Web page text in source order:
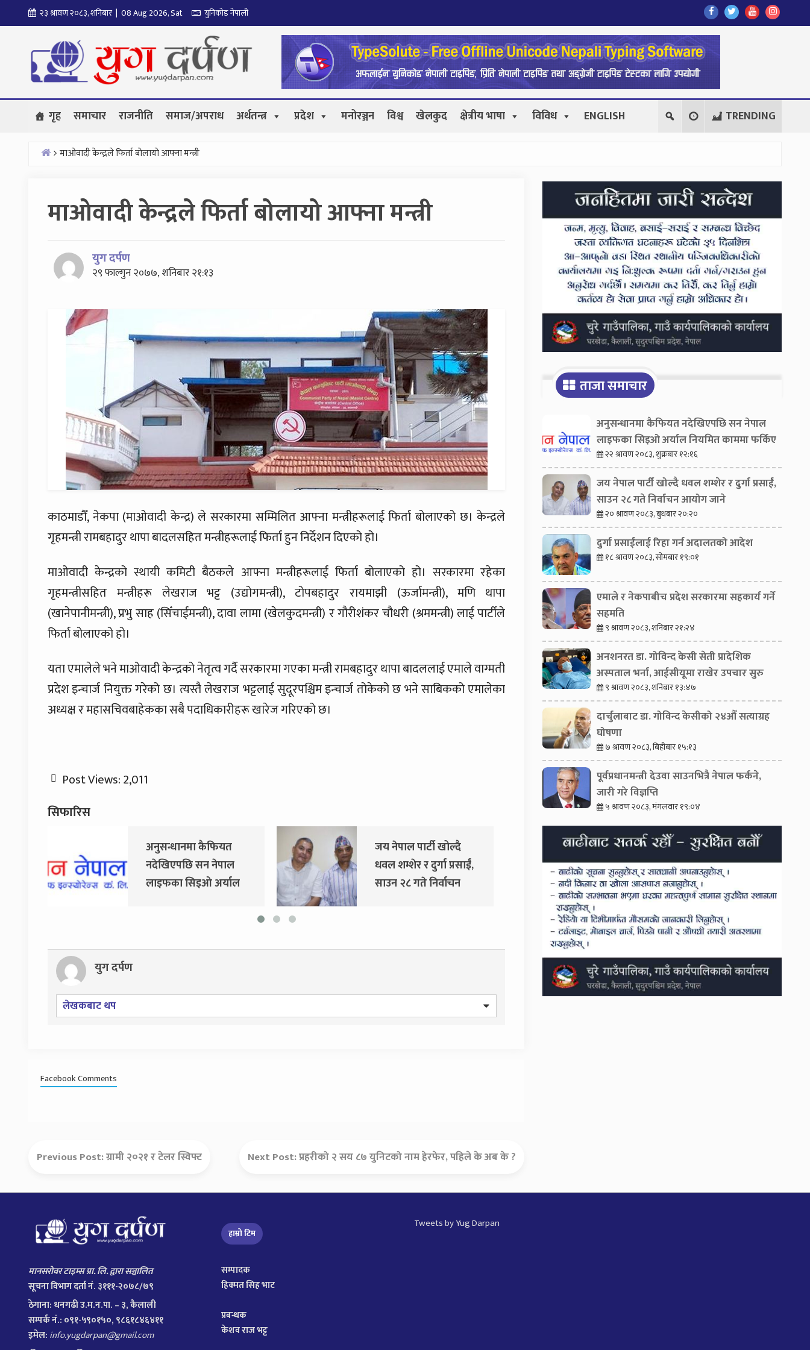
to
२३ श्रावण २०८३, शनिबार | 08 Aug 2026, Sat युनिकोड नेपाली
Find
Us
On
Facebook
Find
Us
Find
Us
Follow
Us
गृह समाचार राजनीति समाज/अपराध अर्थतन्त्र प्रदेश मनोरञ्जन विश्व खेलकुद क्षेत्रीय भाषा विविध ENGLISH TRENDING
माओवादी केन्द्रले फिर्ता बोलायो आफ्ना मन्त्री
माओवादी केन्द्रले फिर्ता बोलायो आफ्ना मन्त्री
युग दर्पण
२९ फाल्गुन २०७७, शनिबार २१:१३
काठमाडौँ, नेकपा (माओवादी केन्द्र) ले सरकारमा सम्मिलित आफ्ना मन्त्रीहरूलाई फिर्ता बोलाएको छ। केन्द्रले
गृहमन्त्री रामबहादुर थापा बादलसहित मन्त्रीहरूलाई फिर्ता हुन निर्देशन दिएको हो।
माओवादी केन्द्रको स्थायी कमिटी बैठकले आफ्ना मन्त्रीहरूलाई फिर्ता बोलाएको हो। सरकारमा रहेका
गृहमन्त्रीसहित मन्त्रीहरू लेखराज भट्ट (उद्योगमन्त्री), टोपबहादुर रायमाझी (ऊर्जामन्त्री), मणि थापा
(खानेपानीमन्त्री), प्रभु साह (सिँचाईमन्त्री), दावा लामा (खेलकुदमन्त्री) र गौरीशंकर चौधरी (श्रममन्त्री) लाई पार्टीले
फिर्ता बोलाएको हो।
यता एमालेले भने माओवादी केन्द्रको नेतृत्व गर्दै सरकारमा गएका मन्त्री रामबहादुर थापा बादललाई एमाले वाग्मती
प्रदेश इन्चार्ज नियुक्त गरेको छ। त्यस्तै लेखराज भट्टलाई सुदूरपश्चिम इन्चार्ज तोकेको छ भने साबिकको एमालेका
अध्यक्ष र महासचिवबाहेकका सबै पदाधिकारीहरू खारेज गरिएको छ।
Post Views:2,011
सिफारिस
नदेखिएपछि सन नेपाल
लाइफका सिइओ अर्याल
जय नेपाल पार्टी खोल्दै
धवल शम्शेर र दुर्गा प्रसाईं,
साउन २८ गते निर्वाचन
आयोग जाने
दुर्गा प्रसाईंलाई रिहा गर्न
अदालतको आदेश
एमाले र नेकपाबीच प्रदेश
सरकारमा सहकार्य गर्ने
सहमति
युग दर्पण
लेखकबाट थप
Facebook Comments
Previous Post:ग्रामी २०२१ र टेलर स्विफ्ट Next Post:प्रहरीको २ सय ८७ युनिटको नाम हेरफेर, पहिले के अब के ?
Secondary
Sidebar
ताजा समाचार
अनुसन्धानमा कैफियत नदेखिएपछि सन नेपाल
लाइफका सिइओ अर्याल नियमित काममा फर्किए
२२ श्रावण २०८३, शुक्रबार १२:१६
जय नेपाल पार्टी खोल्दै धवल शम्शेर र दुर्गा प्रसाईं,
साउन २८ गते निर्वाचन आयोग जाने
२० श्रावण २०८३, बुधबार २०:२०
दुर्गा प्रसाईंलाई रिहा गर्न अदालतको आदेश
१८ श्रावण २०८३, सोमबार १९:०१
एमाले र नेकपाबीच प्रदेश सरकारमा सहकार्य गर्ने
सहमति
९ श्रावण २०८३, शनिबार २१:२४
अनशनरत डा. गोविन्द केसी सेती प्रादेशिक
अस्पताल भर्ना, आईसीयूमा राखेर उपचार सुरु
९ श्रावण २०८३, शनिबार १३:४७
दार्चुलाबाट डा. गोविन्द केसीको २४औँ सत्याग्रह
घोषणा
७ श्रावण २०८३, बिहीबार १५:१३
पूर्वप्रधानमन्त्री देउवा साउनभित्रै नेपाल फर्कने,
जारी गरे विज्ञप्ति
५ श्रावण २०८३, मंगलवार १९:०४
मानसरोवर टाइम्स प्रा. लि. द्वारा सञ्चालित
सूचना विभाग दर्ता नं. ३१११-२०७८/७९
ठेगाना: धनगढी उ.म.न.पा. – ३, कैलाली
सम्पर्क नं.: ०९१-५९०१५०, ९८६१८४६४११
इमेल: info.yugdarpan@gmail.com
हाम्रो टिम
सम्पादक
हिक्मत सिह भाट
प्रबन्धक
केशव राज भट्ट
Tweets by Yug Darpan